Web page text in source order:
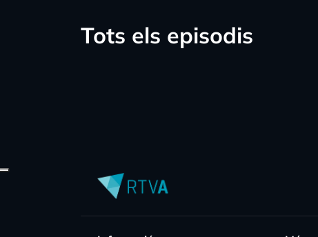
Tots els episodis